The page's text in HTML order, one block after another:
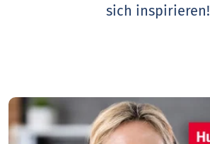
sich inspirieren!